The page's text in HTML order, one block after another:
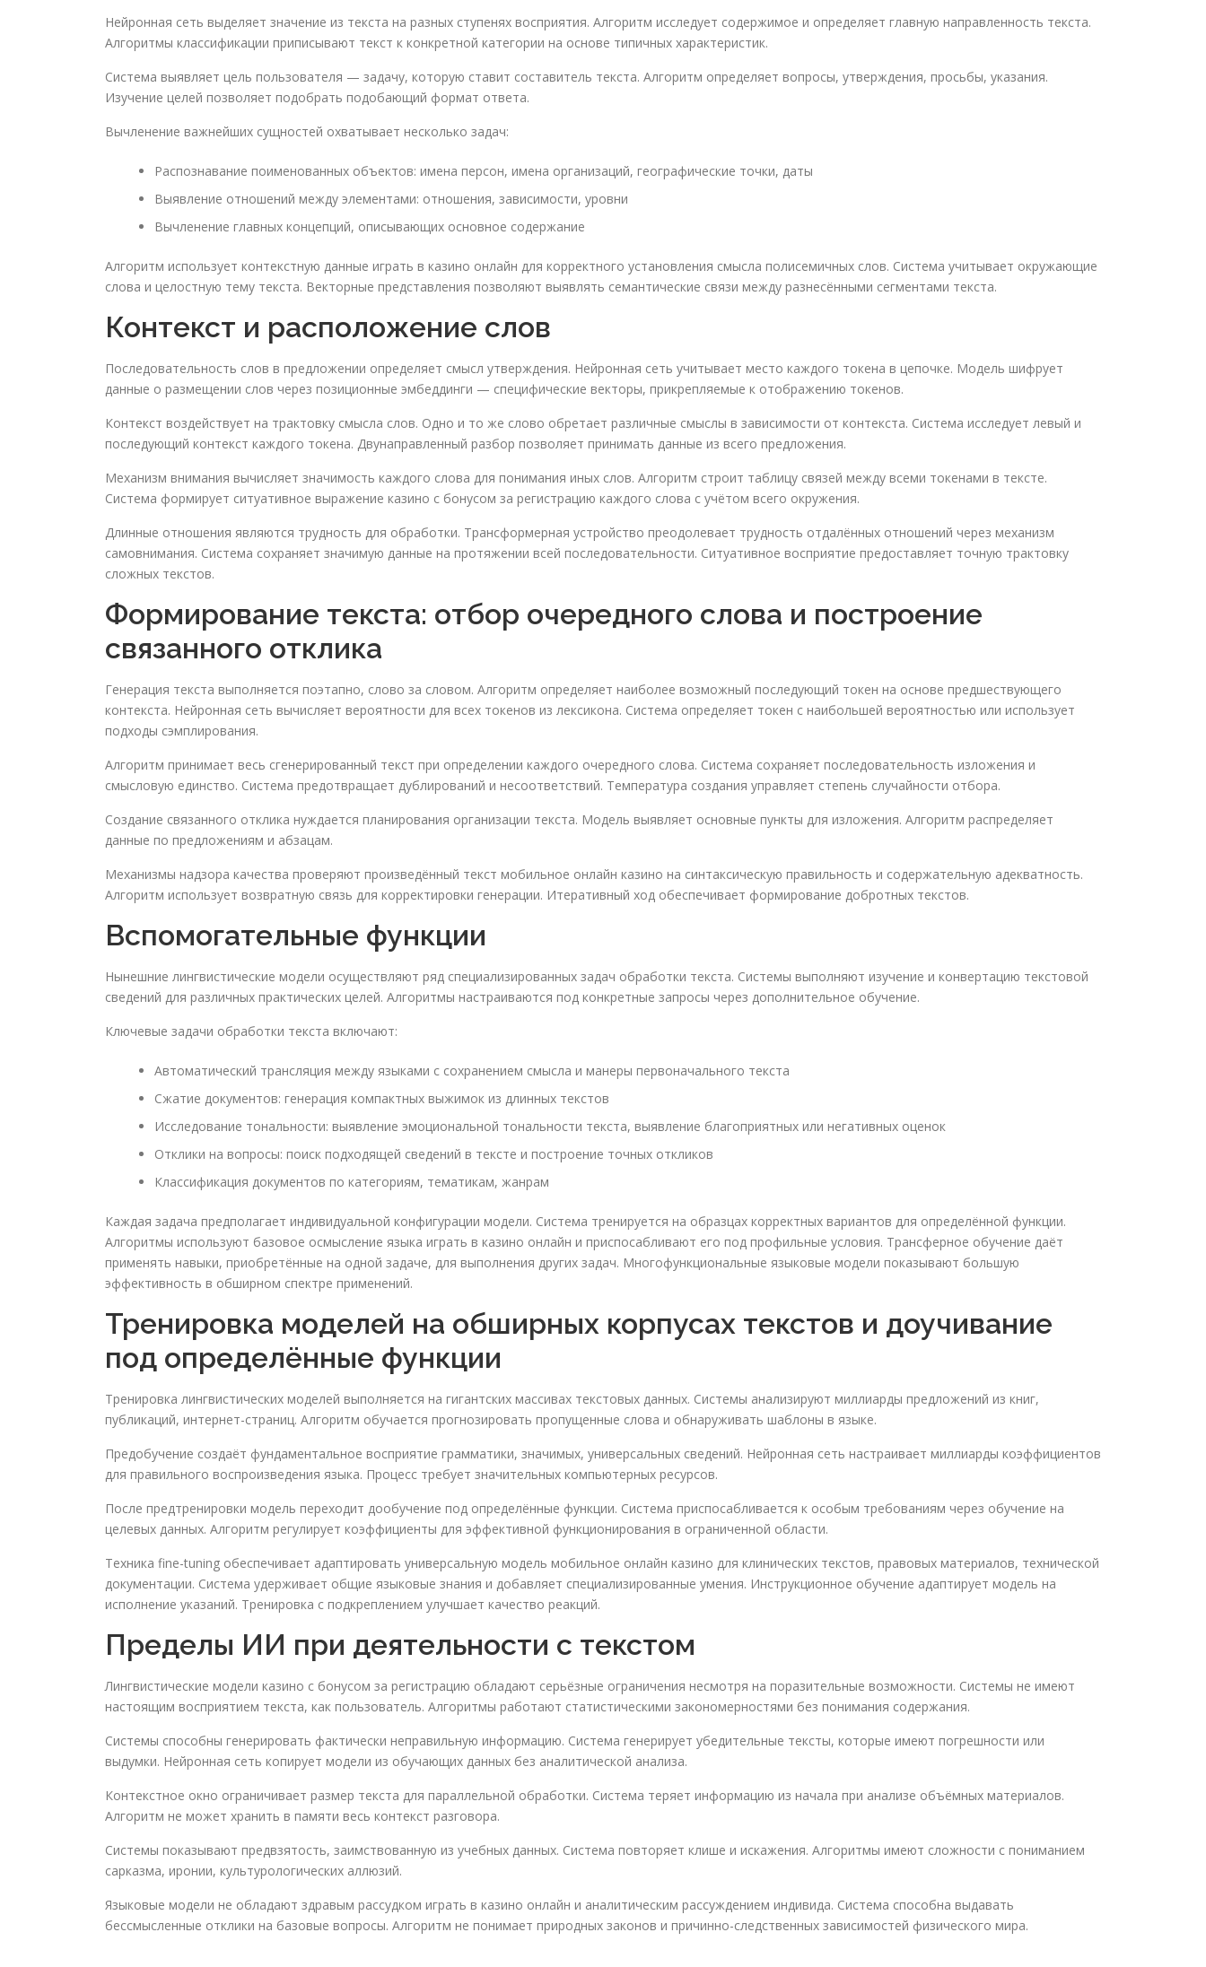
Нейронная сеть выделяет значение из текста на разных ступенях восприятия. Алгоритм исследует содержимое и определяет главную направленность текста.
Алгоритмы классификации приписывают текст к конкретной категории на основе типичных характеристик.
Система выявляет цель пользователя — задачу, которую ставит составитель текста. Алгоритм определяет вопросы, утверждения, просьбы, указания.
Изучение целей позволяет подобрать подобающий формат ответа.
Вычленение важнейших сущностей охватывает несколько задач:
Распознавание поименованных объектов: имена персон, имена организаций, географические точки, даты
Выявление отношений между элементами: отношения, зависимости, уровни
Вычленение главных концепций, описывающих основное содержание
Алгоритм использует контекстную данные играть в казино онлайн для корректного установления смысла полисемичных слов. Система учитывает окружающие
слова и целостную тему текста. Векторные представления позволяют выявлять семантические связи между разнесёнными сегментами текста.
Контекст и расположение слов
Последовательность слов в предложении определяет смысл утверждения. Нейронная сеть учитывает место каждого токена в цепочке. Модель шифрует
данные о размещении слов через позиционные эмбеддинги — специфические векторы, прикрепляемые к отображению токенов.
Контекст воздействует на трактовку смысла слов. Одно и то же слово обретает различные смыслы в зависимости от контекста. Система исследует левый и
последующий контекст каждого токена. Двунаправленный разбор позволяет принимать данные из всего предложения.
Механизм внимания вычисляет значимость каждого слова для понимания иных слов. Алгоритм строит таблицу связей между всеми токенами в тексте.
Система формирует ситуативное выражение казино с бонусом за регистрацию каждого слова с учётом всего окружения.
Длинные отношения являются трудность для обработки. Трансформерная устройство преодолевает трудность отдалённых отношений через механизм
самовнимания. Система сохраняет значимую данные на протяжении всей последовательности. Ситуативное восприятие предоставляет точную трактовку
сложных текстов.
Формирование текста: отбор очередного слова и построение
связанного отклика
Генерация текста выполняется поэтапно, слово за словом. Алгоритм определяет наиболее возможный последующий токен на основе предшествующего
контекста. Нейронная сеть вычисляет вероятности для всех токенов из лексикона. Система определяет токен с наибольшей вероятностью или использует
подходы сэмплирования.
Алгоритм принимает весь сгенерированный текст при определении каждого очередного слова. Система сохраняет последовательность изложения и
смысловую единство. Система предотвращает дублирований и несоответствий. Температура создания управляет степень случайности отбора.
Создание связанного отклика нуждается планирования организации текста. Модель выявляет основные пункты для изложения. Алгоритм распределяет
данные по предложениям и абзацам.
Механизмы надзора качества проверяют произведённый текст мобильное онлайн казино на синтаксическую правильность и содержательную адекватность.
Алгоритм использует возвратную связь для корректировки генерации. Итеративный ход обеспечивает формирование добротных текстов.
Вспомогательные функции
Нынешние лингвистические модели осуществляют ряд специализированных задач обработки текста. Системы выполняют изучение и конвертацию текстовой
сведений для различных практических целей. Алгоритмы настраиваются под конкретные запросы через дополнительное обучение.
Ключевые задачи обработки текста включают:
Автоматический трансляция между языками с сохранением смысла и манеры первоначального текста
Сжатие документов: генерация компактных выжимок из длинных текстов
Исследование тональности: выявление эмоциональной тональности текста, выявление благоприятных или негативных оценок
Отклики на вопросы: поиск подходящей сведений в тексте и построение точных откликов
Классификация документов по категориям, тематикам, жанрам
Каждая задача предполагает индивидуальной конфигурации модели. Система тренируется на образцах корректных вариантов для определённой функции.
Алгоритмы используют базовое осмысление языка играть в казино онлайн и приспосабливают его под профильные условия. Трансферное обучение даёт
применять навыки, приобретённые на одной задаче, для выполнения других задач. Многофункциональные языковые модели показывают большую
эффективность в обширном спектре применений.
Тренировка моделей на обширных корпусах текстов и доучивание
под определённые функции
Тренировка лингвистических моделей выполняется на гигантских массивах текстовых данных. Системы анализируют миллиарды предложений из книг,
публикаций, интернет-страниц. Алгоритм обучается прогнозировать пропущенные слова и обнаруживать шаблоны в языке.
Предобучение создаёт фундаментальное восприятие грамматики, значимых, универсальных сведений. Нейронная сеть настраивает миллиарды коэффициентов
для правильного воспроизведения языка. Процесс требует значительных компьютерных ресурсов.
После предтренировки модель переходит дообучение под определённые функции. Система приспосабливается к особым требованиям через обучение на
целевых данных. Алгоритм регулирует коэффициенты для эффективной функционирования в ограниченной области.
Техника fine-tuning обеспечивает адаптировать универсальную модель мобильное онлайн казино для клинических текстов, правовых материалов, технической
документации. Система удерживает общие языковые знания и добавляет специализированные умения. Инструкционное обучение адаптирует модель на
исполнение указаний. Тренировка с подкреплением улучшает качество реакций.
Пределы ИИ при деятельности с текстом
Лингвистические модели казино с бонусом за регистрацию обладают серьёзные ограничения несмотря на поразительные возможности. Системы не имеют
настоящим восприятием текста, как пользователь. Алгоритмы работают статистическими закономерностями без понимания содержания.
Системы способны генерировать фактически неправильную информацию. Система генерирует убедительные тексты, которые имеют погрешности или
выдумки. Нейронная сеть копирует модели из обучающих данных без аналитической анализа.
Контекстное окно ограничивает размер текста для параллельной обработки. Система теряет информацию из начала при анализе объёмных материалов.
Алгоритм не может хранить в памяти весь контекст разговора.
Системы показывают предвзятость, заимствованную из учебных данных. Система повторяет клише и искажения. Алгоритмы имеют сложности с пониманием
сарказма, иронии, культурологических аллюзий.
Языковые модели не обладают здравым рассудком играть в казино онлайн и аналитическим рассуждением индивида. Система способна выдавать
бессмысленные отклики на базовые вопросы. Алгоритм не понимает природных законов и причинно-следственных зависимостей физического мира.